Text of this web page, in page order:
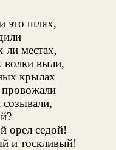
это шлях,
ли местах,
волки выли,
крылах
орел седой!
и тоскливый!